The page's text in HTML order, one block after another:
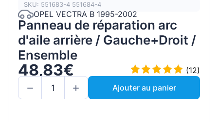
SKU: 551683-4 551684-4
OPEL VECTRA B 1995-2002
Panneau de réparation arc
d'aile arrière / Gauche+Droit /
Ensemble
48,83€
(12)
Ajouter au panier